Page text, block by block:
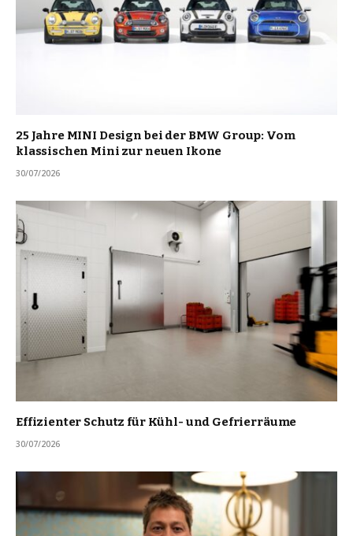
25 Jahre MINI Design bei der BMW Group: Vom
klassischen Mini zur neuen Ikone
30/07/2026
Effizienter Schutz für Kühl- und Gefrierräume
30/07/2026